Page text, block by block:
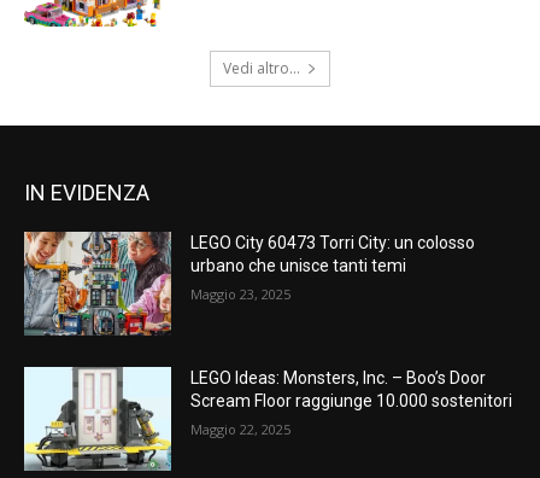
Vedi altro...
IN EVIDENZA
LEGO City 60473 Torri City: un colosso
urbano che unisce tanti temi
Maggio 23, 2025
LEGO Ideas: Monsters, Inc. – Boo’s Door
Scream Floor raggiunge 10.000 sostenitori
Maggio 22, 2025